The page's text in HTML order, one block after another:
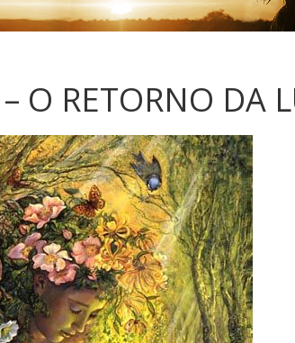
O RETORNO DA